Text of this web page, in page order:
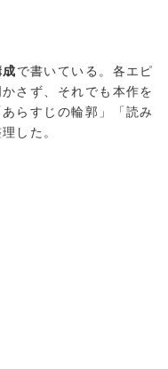
で書いている。各エピ
さず、それでも本作を
らすじの輪郭」「読み
した。